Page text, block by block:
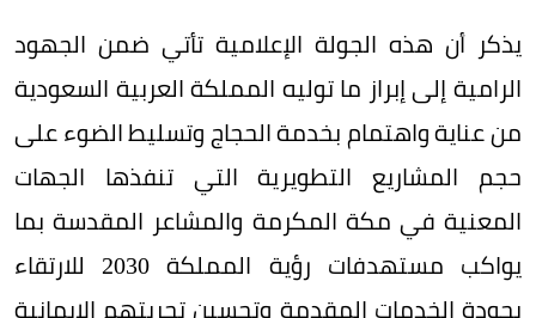
يذكر أن هذه الجولة الإعلامية تأتي ضمن الجهود
الرامية إلى إبراز ما توليه المملكة العربية السعودية
من عناية واهتمام بخدمة الحجاج وتسليط الضوء على
حجم المشاريع التطويرية التي تنفذها الجهات
المعنية في مكة المكرمة والمشاعر المقدسة بما
يواكب مستهدفات رؤية المملكة 2030 للارتقاء